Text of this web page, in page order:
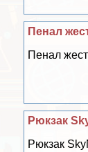
Пенал
Пенал
Рюкзак
Рюкзак